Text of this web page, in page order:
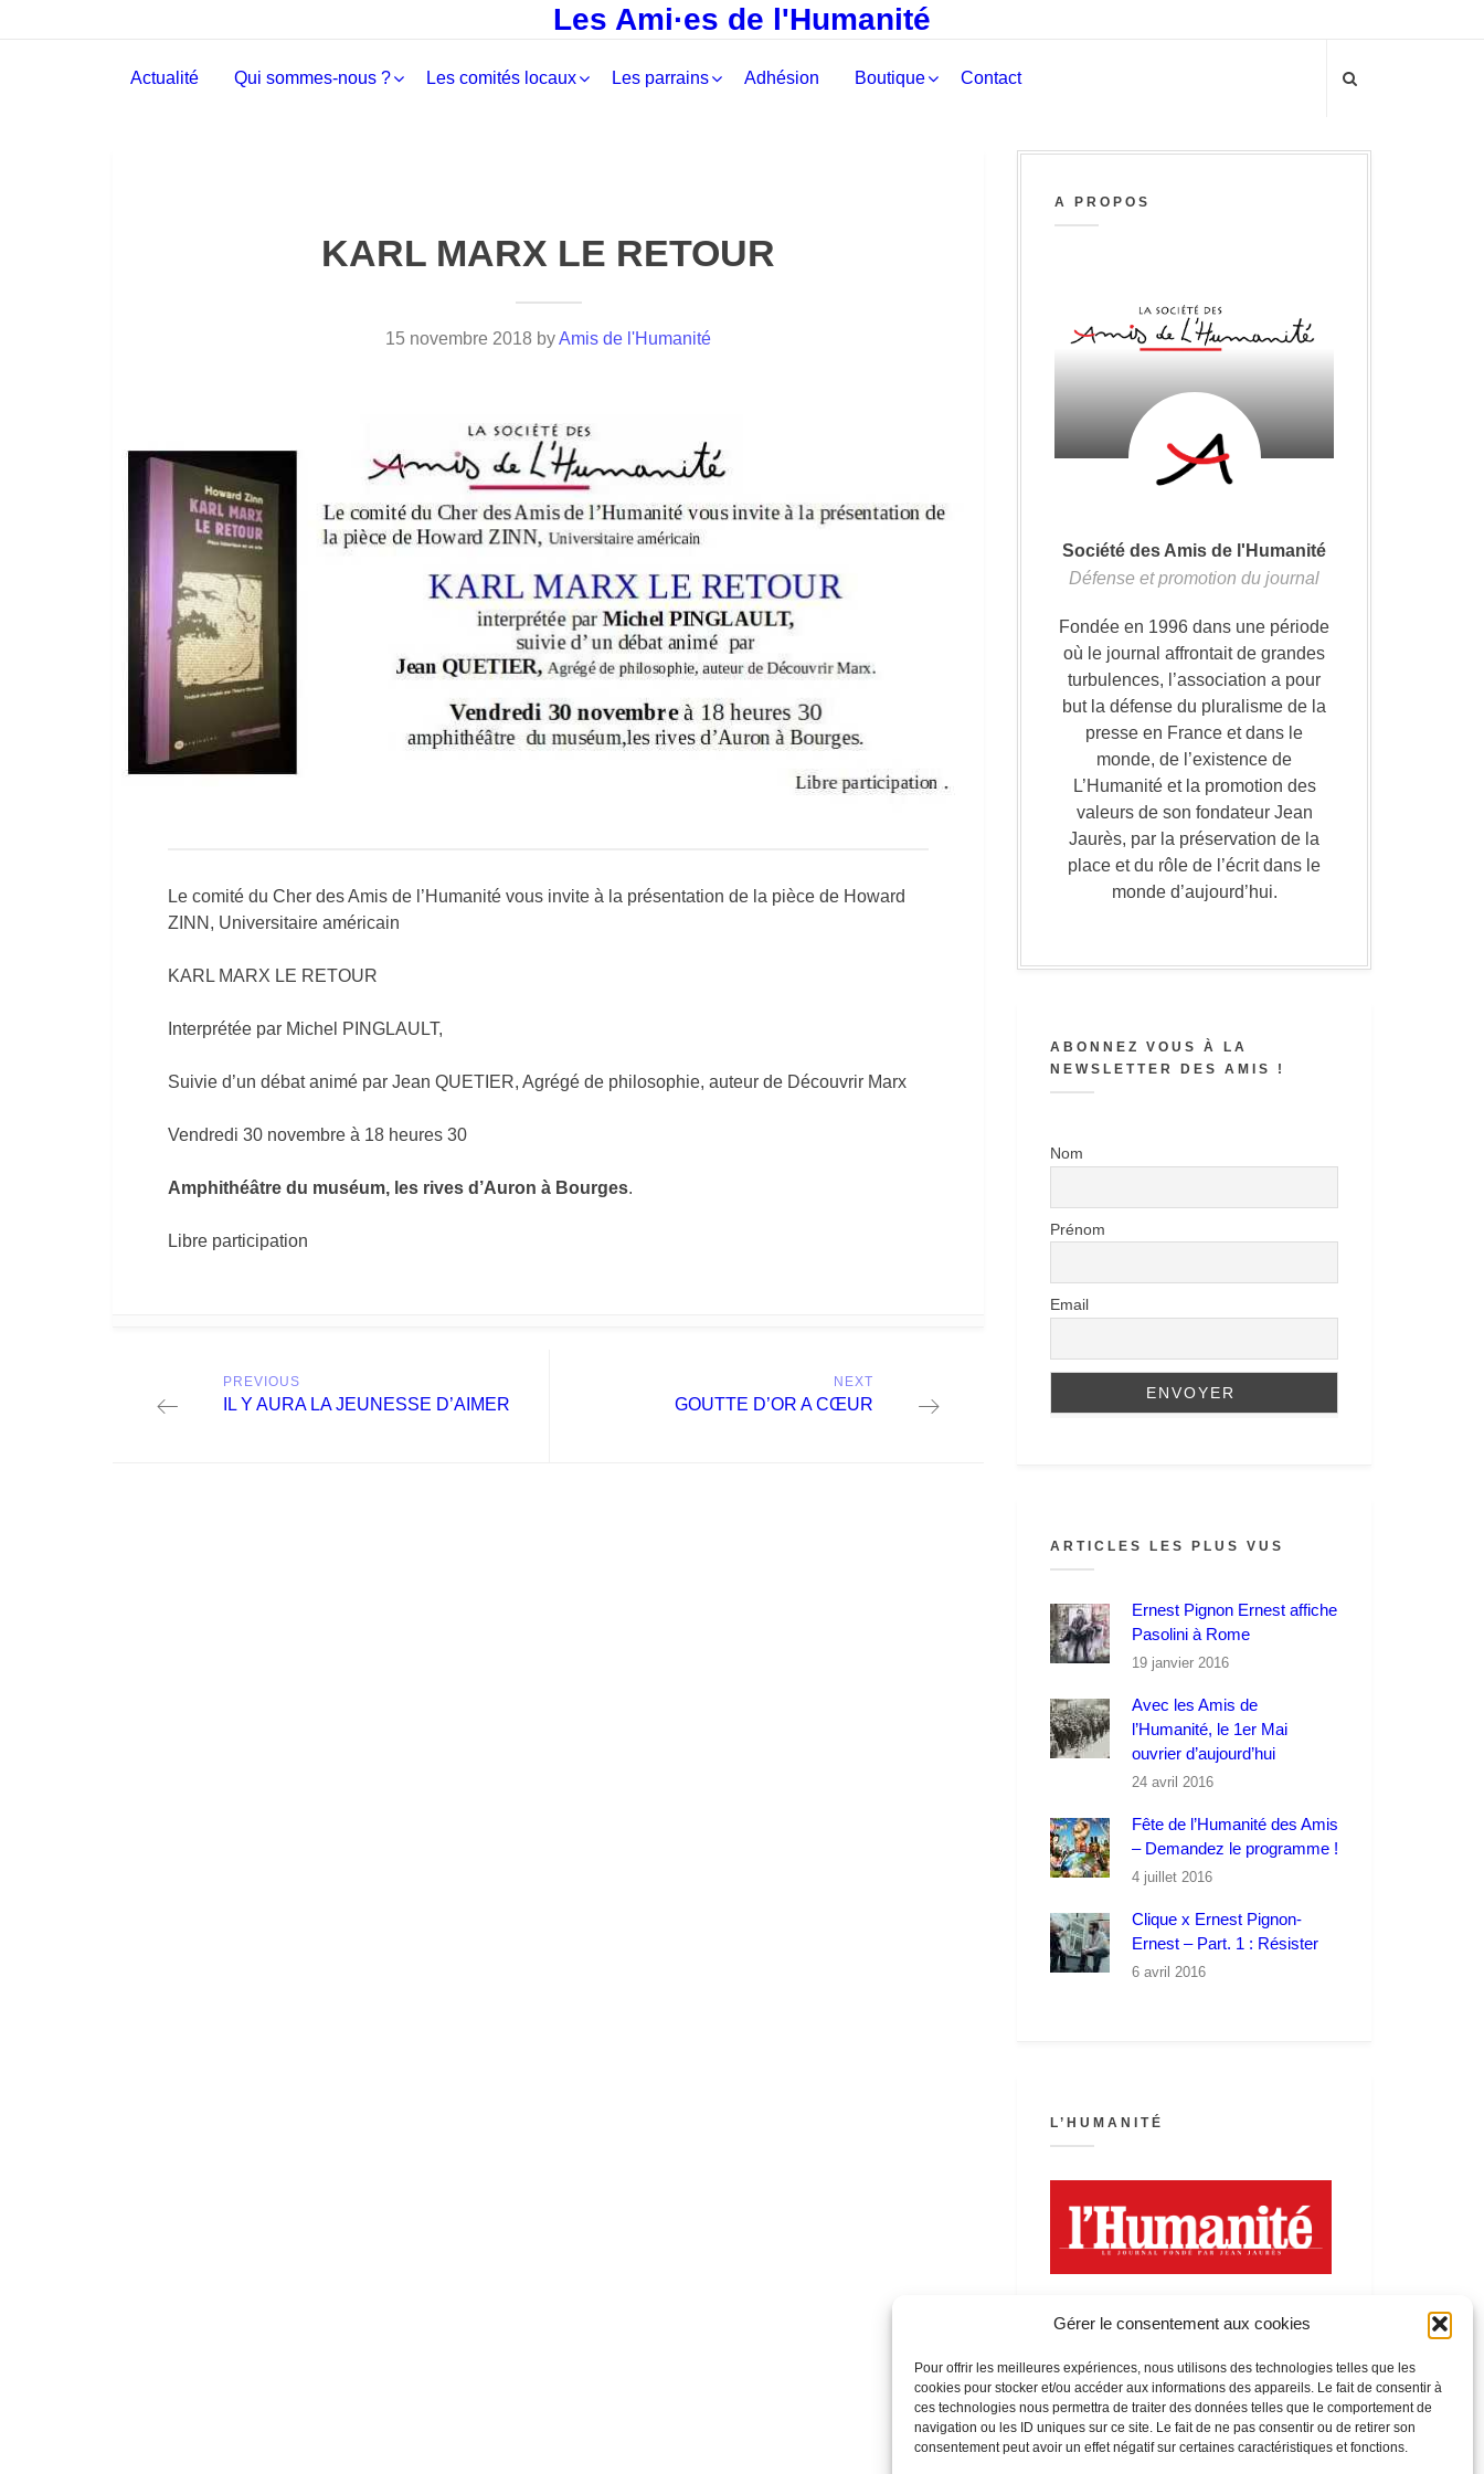
Gérer le consentement aux cookies
Pour offrir les meilleures expériences, nous utilisons des technologies telles que les
cookies pour stocker et/ou accéder aux informations des appareils. Le fait de consentir à
ces technologies nous permettra de traiter des données telles que le comportement de
navigation ou les ID uniques sur ce site. Le fait de ne pas consentir ou de retirer son
consentement peut avoir un effet négatif sur certaines caractéristiques et fonctions.
Les Ami·es de l'Humanité
Actualité Qui sommes-nous ? Les comités locaux Les parrains Adhésion Boutique Contact
KARL MARX LE RETOUR
15 novembre 2018 byAmis de l'Humanité
Le comité du Cher des Amis de l’Humanité vous invite à la présentation de la pièce de Howard
ZINN, Universitaire américain
KARL MARX LE RETOUR
Interprétée par Michel PINGLAULT,
Suivie d’un débat animé par Jean QUETIER, Agrégé de philosophie, auteur de Découvrir Marx
Vendredi 30 novembre à 18 heures 30
Amphithéâtre du muséum, les rives d’Auron à Bourges.
Libre participation
navigation
PREVIOUS
Previous
IL Y AURA LA JEUNESSE D’AIMER
NEXT
Next
GOUTTE D’OR A CŒUR
A PROPOS
Société des Amis de l'Humanité
Défense et promotion du journal
Fondée en 1996 dans une période
où le journal affrontait de grandes
turbulences, l’association a pour
but la défense du pluralisme de la
presse en France et dans le
monde, de l’existence de
L’Humanité et la promotion des
valeurs de son fondateur Jean
Jaurès, par la préservation de la
place et du rôle de l’écrit dans le
monde d’aujourd’hui.
ABONNEZ VOUS À LA
NEWSLETTER DES AMIS !
Nom
Prénom
Email
ARTICLES LES PLUS VUS
Ernest Pignon Ernest affiche
Pasolini à Rome
19 janvier 2016
Avec les Amis de
l’Humanité, le 1er Mai
ouvrier d’aujourd’hui
24 avril 2016
Fête de l’Humanité des Amis
– Demandez le programme !
4 juillet 2016
Clique x Ernest Pignon-
Ernest – Part. 1 : Résister
6 avril 2016
L’HUMANITÉ
LA FÊTE DE L’HUMANITÉ